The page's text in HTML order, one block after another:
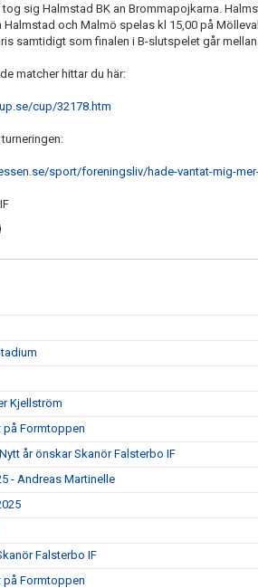
tog sig Halmstad BK an Brommapojkarna.
Halmstad och Malmö spelas kl 15,00 på
samtidigt som finalen i B-slutspelet går
matcher hittar du här:
cup/32178.htm
sport/foreningsliv/hade-vantat-mig-
Kjellström
på Formtoppen
år önskar Skanör Falsterbo IF
- Andreas Martinelle
Falsterbo IF
på Formtoppen